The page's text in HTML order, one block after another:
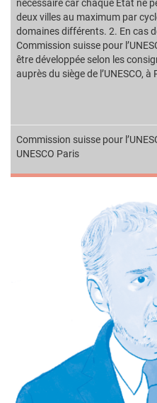
nécessaire car chaque État ne
deux villes au maximum par
domaines différents. 2. En cas
Commission suisse pour
être développée selon les
auprès du siège de l’UNESCO,
Commission suisse pour
UNESCO Paris